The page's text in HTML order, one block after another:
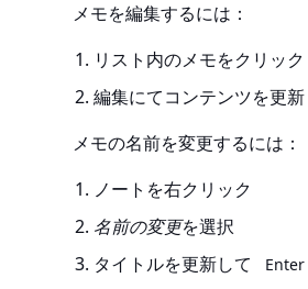
メモを編集するには：
リスト内のメモをクリック
編集にてコンテンツを更
メモの名前を変更するには：
ノートを右クリック
名前の変更を選択
タイトルを更新して
Enter